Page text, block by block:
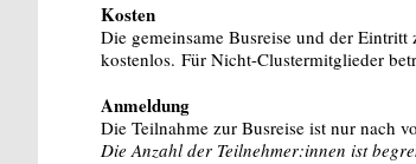
Kosten
Die gemeinsame Busreise und der
kostenlos. Für Nicht-Clustermitglieder
Anmeldung
Die Teilnahme zur Busreise ist nur nach
Die Anzahl der Teilnehmer:innen ist